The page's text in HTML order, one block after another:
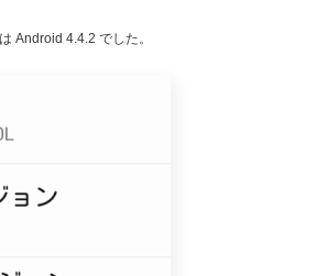
Android 4.4.2 でした。